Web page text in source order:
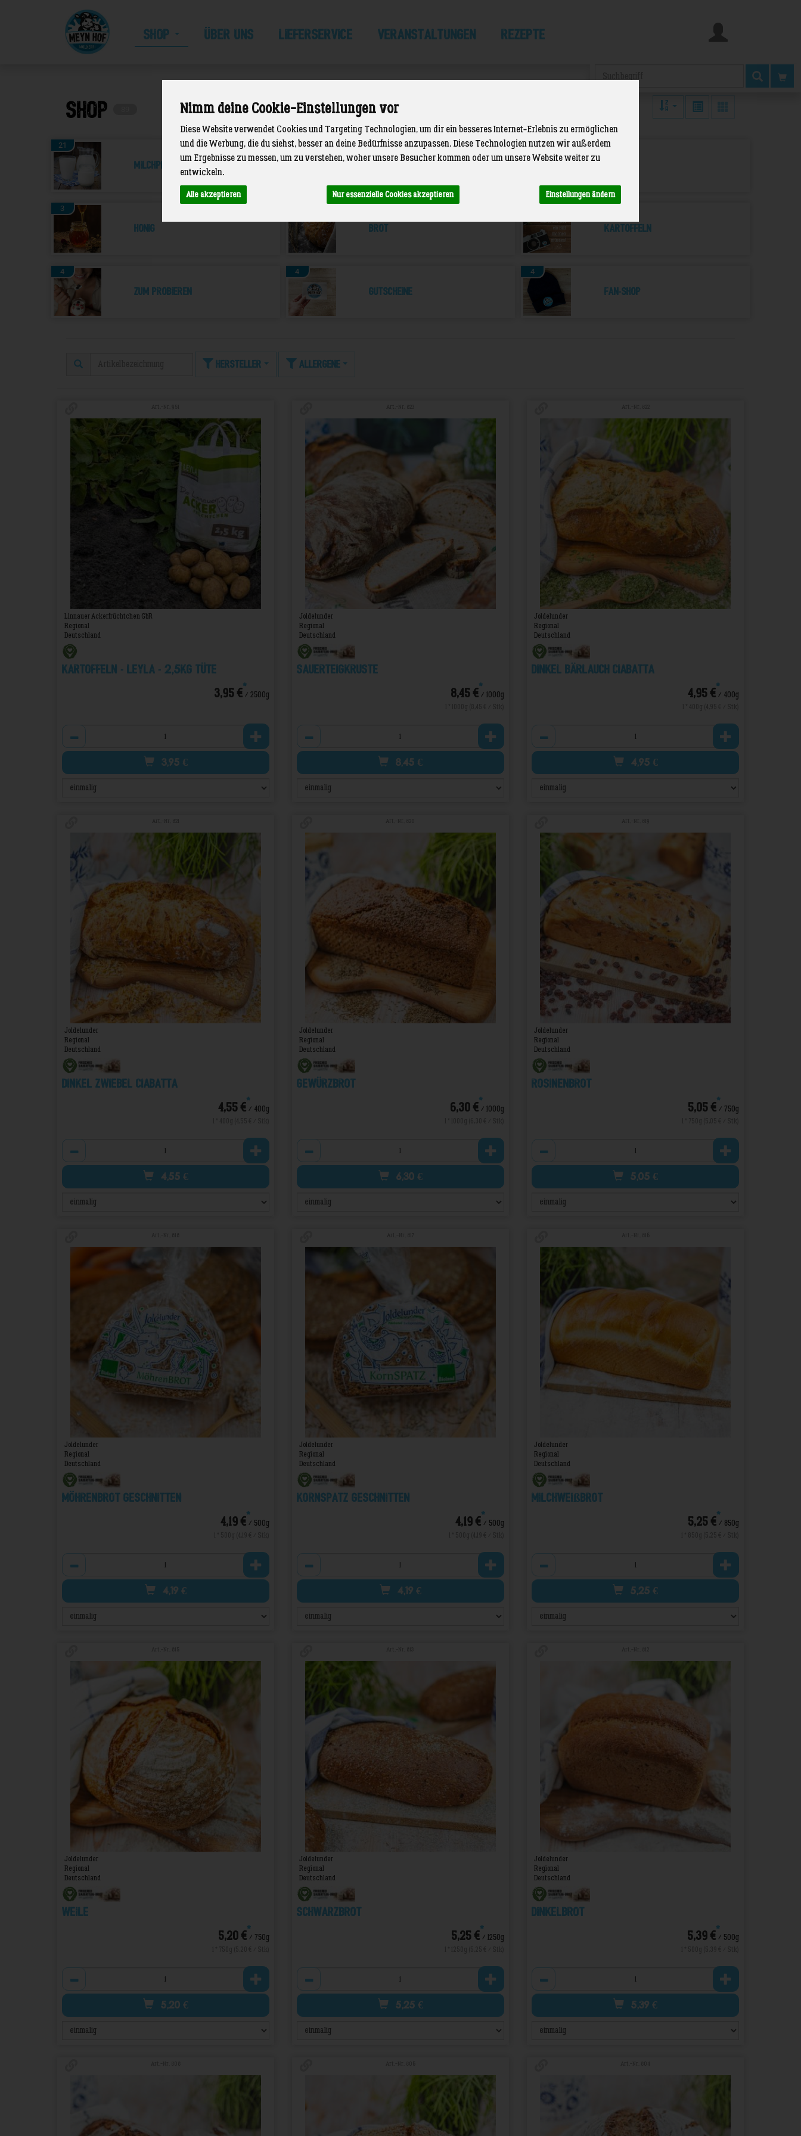
Nimm deine Cookie-Einstellungen vor
Diese Website verwendet Cookies und Targeting Technologien, um dir ein besseres Internet-Erlebnis zu ermöglichen
und die Werbung, die du siehst, besser an deine Bedürfnisse anzupassen. Diese Technologien nutzen wir außerdem
um Ergebnisse zu messen, um zu verstehen, woher unsere Besucher kommen oder um unsere Website weiter zu
entwickeln.
Alle akzeptieren Nur essenzielle Cookies akzeptieren Einstellungen ändern
Meyn
Hof
SHOP ÜBER UNS LIEFERSERVICE Veranstaltungen Rezepte
SHOP
21
Milchprodukte
3
Eier
31
3
Honig Brot Kartoffeln
4
Zum Probieren
4
Gutscheine
4
Fan-Shop
Hersteller Allergene
Linnauer Ackerfrüchtchen GbR
Regional
Deutschland
Kartoffeln - Leyla - 2,5kg Tüte
3,95 €*/ 2500g
3,95 €
Joldelunder
Regional
Deutschland
Sauerteigkruste
8,45 €*/ 1000g
8,45€
Joldelunder
Regional
Deutschland
Dinkel Bärlauch Ciabatta
4,95 €*/ 400g
4,95 €
Joldelunder
Regional
Deutschland
Dinkel Zwiebel Ciabatta
4,55 €*/ 400g
4,55 €
Joldelunder
Regional
Deutschland
Gewürzbrot
6,30 €*/ 1000g
6,30 €
Joldelunder
Regional
Deutschland
Rosinenbrot
5,05 €*/ 750g
5,05€
Joldelunder
Regional
Deutschland
Möhrenbrot geschnitten
4,19 €*/ 500g
4,19 €
Joldelunder
Regional
Deutschland
Kornspatz geschnitten
4,19 €*/ 500g
4,19 €
Joldelunder
Regional
Deutschland
Milchweißbrot
5,25 €*/ 850g
5,25€
Joldelunder
Regional
Deutschland
Weile
5,20 €*/ 750g
5,20 €
Joldelunder
Regional
Deutschland
Schwarzbrot
5,25 €*/ 1250g
5,25 €
Joldelunder
Regional
Deutschland
Dinkelbrot
5,39 €*/ 500g
5,39€